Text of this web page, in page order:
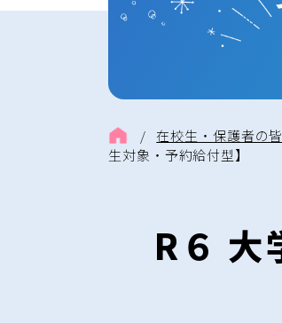
/ 在校生・保護者の
生対象・予約給付型】
R６ 大